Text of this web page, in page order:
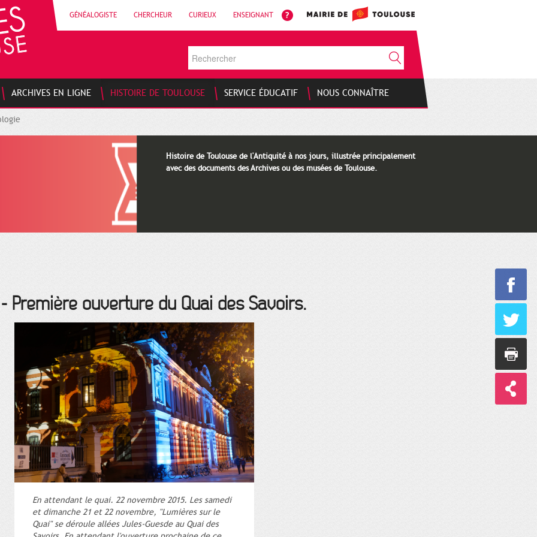
GÉNÉALOGISTE CHERCHEUR CURIEUX ENSEIGNANT
ARCHIVES EN LIGNE HISTOIRE DE TOULOUSE SERVICE ÉDUCATIF NOUS CONNAÎTRE
Histoire de Toulouse de l'Antiquité à nos jours, illustrée principalement
avec des documents des Archives ou des musées de Toulouse.
Première ouverture du Quai des Savoirs.
En attendant le quai. 22 novembre 2015. Les samedi
et dimanche 21 et 22 novembre, "Lumières sur le
Quai" se déroule allées Jules-Guesde au Quai des